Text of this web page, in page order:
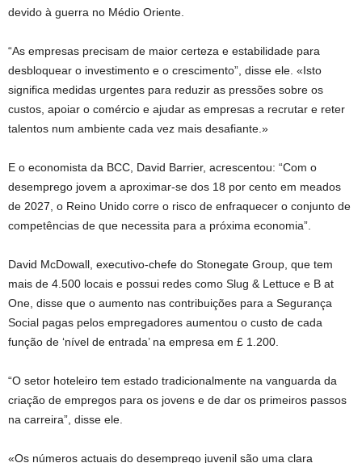
devido à guerra no Médio Oriente.
“As empresas precisam de maior certeza e estabilidade para
desbloquear o investimento e o crescimento”, disse ele. «Isto
significa medidas urgentes para reduzir as pressões sobre os
custos, apoiar o comércio e ajudar as empresas a recrutar e reter
talentos num ambiente cada vez mais desafiante.»
E o economista da BCC, David Barrier, acrescentou: “Com o
desemprego jovem a aproximar-se dos 18 por cento em meados
de 2027, o Reino Unido corre o risco de enfraquecer o conjunto de
competências de que necessita para a próxima economia”.
David McDowall, executivo-chefe do Stonegate Group, que tem
mais de 4.500 locais e possui redes como Slug & Lettuce e B at
One, disse que o aumento nas contribuições para a Segurança
Social pagas pelos empregadores aumentou o custo de cada
função de ‘nível de entrada’ na empresa em £ 1.200.
“O setor hoteleiro tem estado tradicionalmente na vanguarda da
criação de empregos para os jovens e de dar os primeiros passos
na carreira”, disse ele.
«Os números actuais do desemprego juvenil são uma clara